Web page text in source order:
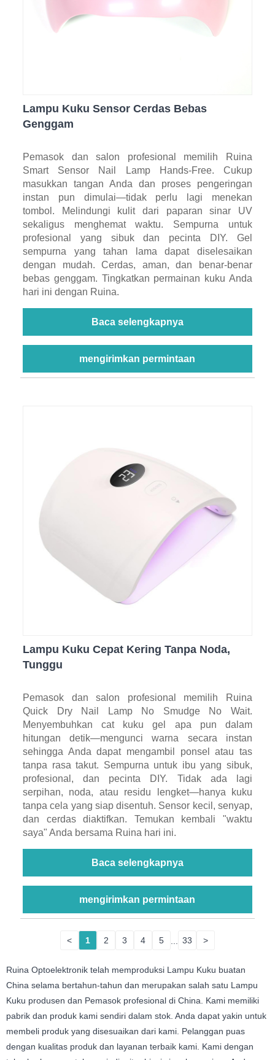
Lampu Kuku Sensor Cerdas Bebas
Genggam
Pemasok dan salon profesional memilih Ruina
Smart Sensor Nail Lamp Hands-Free. Cukup
masukkan tangan Anda dan proses pengeringan
instan pun dimulai—tidak perlu lagi menekan
tombol. Melindungi kulit dari paparan sinar UV
sekaligus menghemat waktu. Sempurna untuk
profesional yang sibuk dan pecinta DIY. Gel
sempurna yang tahan lama dapat diselesaikan
dengan mudah. Cerdas, aman, dan benar-benar
bebas genggam. Tingkatkan permainan kuku Anda
hari ini dengan Ruina.
Baca selengkapnya
mengirimkan permintaan
Lampu Kuku Cepat Kering Tanpa Noda,
Tunggu
Pemasok dan salon profesional memilih Ruina
Quick Dry Nail Lamp No Smudge No Wait.
Menyembuhkan cat kuku gel apa pun dalam
hitungan detik—mengunci warna secara instan
sehingga Anda dapat mengambil ponsel atau tas
tanpa rasa takut. Sempurna untuk ibu yang sibuk,
profesional, dan pecinta DIY. Tidak ada lagi
serpihan, noda, atau residu lengket—hanya kuku
tanpa cela yang siap disentuh. Sensor kecil, senyap,
dan cerdas diaktifkan. Temukan kembali "waktu
saya" Anda bersama Ruina hari ini.
Baca selengkapnya
mengirimkan permintaan
< 1 2 3 4 5 33 >
Ruina Optoelektronik telah memproduksi Lampu Kuku buatan
China selama bertahun-tahun dan merupakan salah satu Lampu
Kuku produsen dan Pemasok profesional di China. Kami memiliki
pabrik dan produk kami sendiri dalam stok. Anda dapat yakin untuk
membeli produk yang disesuaikan dari kami. Pelanggan puas
dengan kualitas produk dan layanan terbaik kami. Kami dengan